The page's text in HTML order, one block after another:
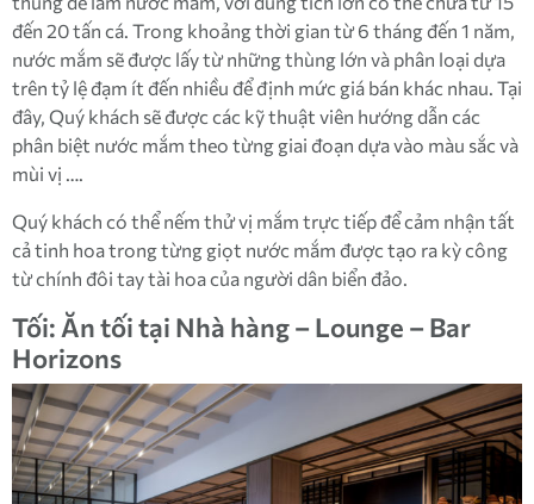
đến 20 tấn cá. Trong khoảng thời gian từ 6 tháng đến 1 năm,
nước mắm sẽ được lấy từ những thùng lớn và phân loại dựa
trên tỷ lệ đạm ít đến nhiều để định mức giá bán khác nhau. Tại
đây, Quý khách sẽ được các kỹ thuật viên hướng dẫn các
phân biệt nước mắm theo từng giai đoạn dựa vào màu sắc và
mùi vị ….
Quý khách có thể nếm thử vị mắm trực tiếp để cảm nhận tất
cả tinh hoa trong từng giọt nước mắm được tạo ra kỳ công
từ chính đôi tay tài hoa của người dân biển đảo.
Tối: Ăn tối tại Nhà hàng – Lounge – Bar
Horizons